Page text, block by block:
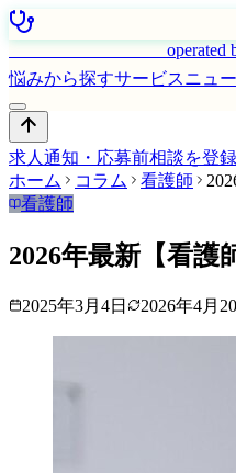
operated
悩みから探すサービスニュ
求人通知・応募前相談を登録
ホーム
コラム 看護師
看護師
2026年最新【看
2025年3月4日 2026年4月